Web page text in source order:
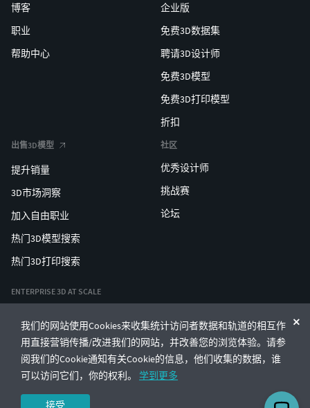
我们的网站使用Cookies来收集统计访问者数据和轨道的相互作
用直接营销传播/改进我们的网站，并改善您的浏览体验。请参
阅我们的Cookie通知有关Cookie的信息，他们收集的数据，谁
可以访问它们，你的权利。 学到更多
接受
博客
职业
帮助中心
企业版
免费3D数据集
聘请3D设计师
免费3D模型
免费3D打印模型
折扣
出售3D模型
提升销量
3D市场洞察
加入自由职业
热门3D模型搜索
热门3D打印搜索
社区
优秀设计师
挑战赛
论坛
ENTERPRISE 3D AT SCALE
© CGTrader 2011-2026
UAB CGTrader, Antakalnio st. 17, Vilnius, Lithuania
条款与条件隐私🇨🇳 中文